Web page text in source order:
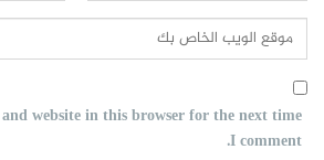
website in this browser for the next time
I comment.